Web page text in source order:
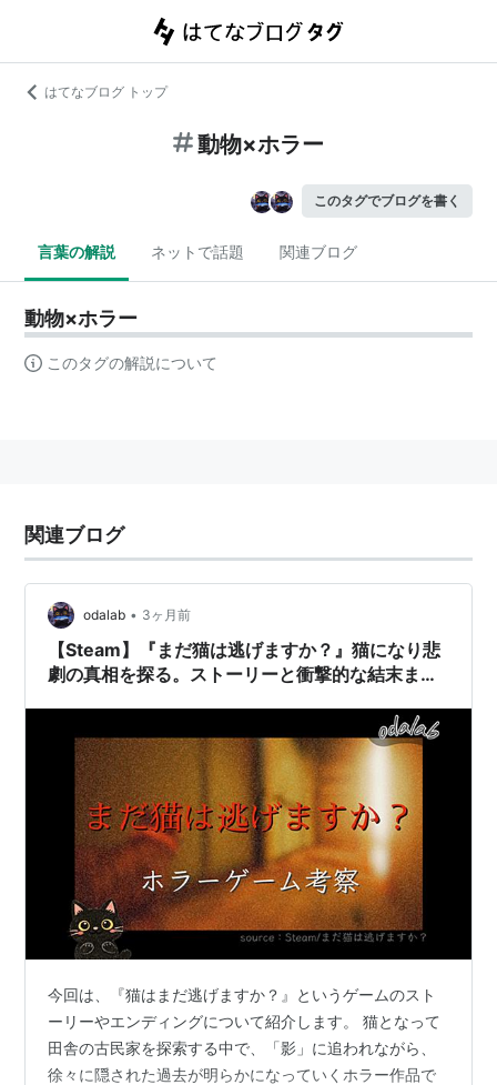
はてなブログ トップ
動物×ホラー
このタグでブログを書く
言葉の解説 ネットで話題 関連ブログ
動物×ホラー
このタグの解説について
関連ブログ
odalab • 3ヶ月前
【Steam】『まだ猫は逃げますか？』猫になり悲
劇の真相を探る。ストーリーと衝撃的な結末まと
今回は、『猫はまだ逃げますか？』というゲームのスト
ーリーやエンディングについて紹介します。 猫となって
田舎の古民家を探索する中で、「影」に追われながら、
徐々に隠された過去が明らかになっていくホラー作品で